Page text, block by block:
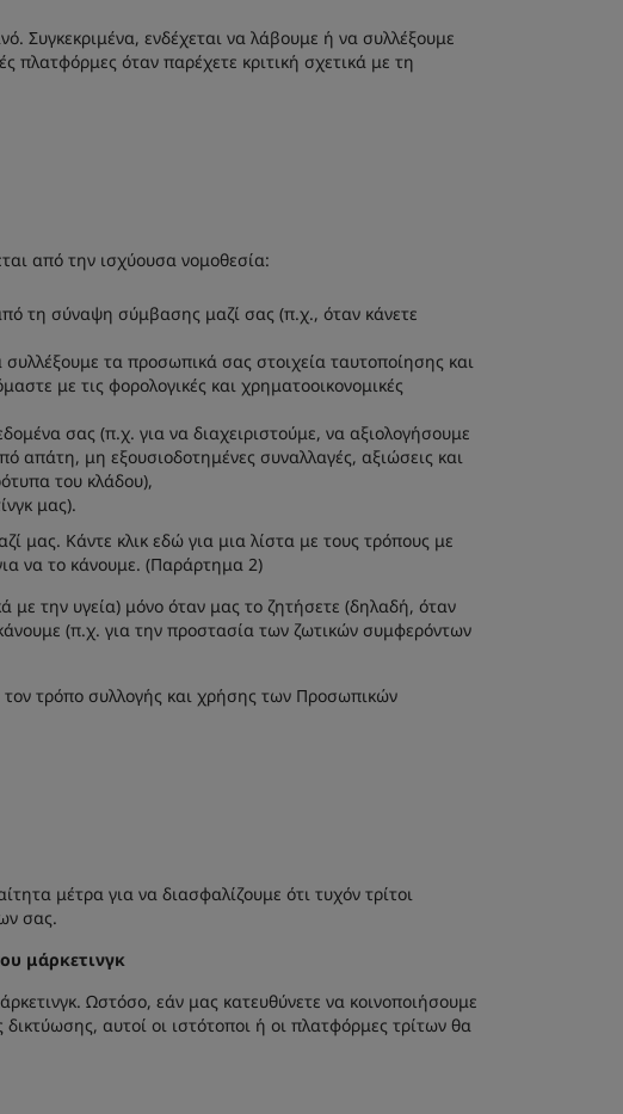
Συγκεκριμένα, ενδέχεται να λάβουμε ή να συλλέξουμε
πλατφόρμες όταν παρέχετε κριτική σχετικά με τη
από την ισχύουσα νομοθεσία:
τη σύναψη σύμβασης μαζί σας (π.χ., όταν κάνετε
τα προσωπικά σας στοιχεία ταυτοποίησης και
με τις φορολογικές και χρηματοοικονομικές
σας (π.χ. για να διαχειριστούμε, να αξιολογήσουμε
απάτη, μη εξουσιοδοτημένες συναλλαγές, αξιώσεις και
του κλάδου),
μας).
μας. Κάντε κλικ εδώ για μια λίστα με τους τρόπους με
να το κάνουμε. (Παράρτημα 2)
με την υγεία) μόνο όταν μας το ζητήσετε (δηλαδή, όταν
(π.χ. για την προστασία των ζωτικών συμφερόντων
τρόπο συλλογής και χρήσης των Προσωπικών
μέτρα για να διασφαλίζουμε ότι τυχόν τρίτοι
σας.
μάρκετινγκ
Ωστόσο, εάν μας κατευθύνετε να κοινοποιήσουμε
αυτοί οι ιστότοποι ή οι πλατφόρμες τρίτων θα